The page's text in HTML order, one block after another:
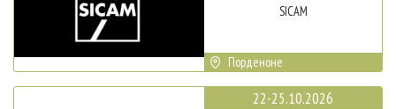
SICAM
Порденоне
22-25.10.2026